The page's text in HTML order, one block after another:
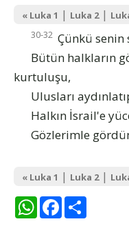
« Luka 1 | Luka 2|
30-32 Çünkü senin
Bütün halkların
kurtuluşu,
Ulusları
Halkın İsrail'e
Gözlerimle
« Luka 1 | Luka 2|
WhatsAppFacebook